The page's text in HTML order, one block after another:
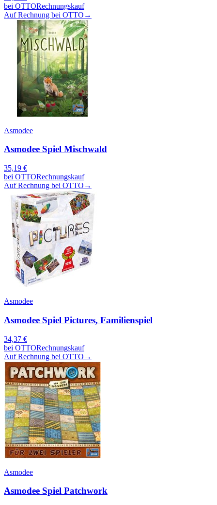
bei OTTORechnungskauf
Auf Rechnung bei OTTO →
Asmodee
Asmodee Spiel Mischwald
35,19 €
bei OTTORechnungskauf
Auf Rechnung bei OTTO →
Asmodee
Asmodee Spiel Pictures, Familienspiel
34,37 €
bei OTTORechnungskauf
Auf Rechnung bei OTTO →
Asmodee
Asmodee Spiel Patchwork